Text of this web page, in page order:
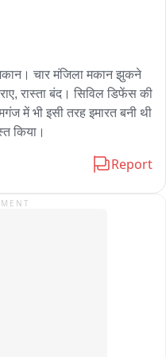
चार मंजिला मकान झुकने
रास्ता बंद। सिविल डिफेंस की
में भी इसी तरह इमारत बनी थी
किया।
Report